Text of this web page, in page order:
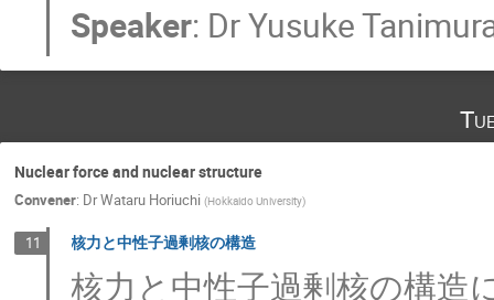
Speaker: DrYusuke
Nuclear force and nuclear structure
Convener: DrWataru Horiuchi (Hokkaido University)
11 核力と中性子過剰核の構造
核力と中性子過剰核の構造